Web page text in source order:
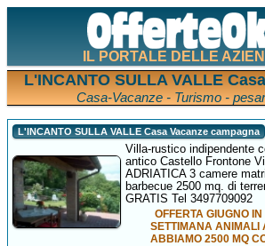
IL PORTALE DELLE
L'INCANTO SULLA VALLE
Casa-Vacanze - Turismo -
L'INCANTO SULLA VALLE Casa Vacanze campagna
Villa-rustico indipendente
antico Castello Frontone
ADRIATICA 3 camere
barbecue 2500 mq. di
GRATIS Tel 3497709092
OFFERTA GIUGNO
SETTIMANA ANIMALI
ABBIAMO 2500 MQ